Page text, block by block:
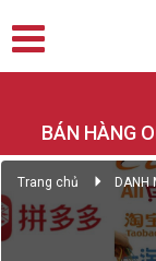
BÁN HÀNG
Trang chủ DANH